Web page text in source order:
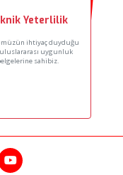
Yeterlilik
ihtiyaç duyduğu
uygunluk
sahibiz.